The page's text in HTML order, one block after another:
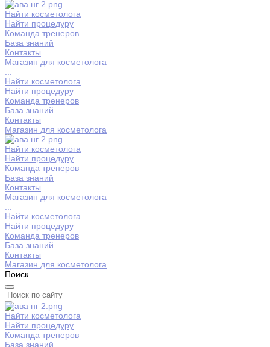
Найти косметолога
Найти процедуру
Команда тренеров
База знаний
Контакты
Магазин для косметолога
Найти косметолога
Найти процедуру
Команда тренеров
База знаний
Контакты
Магазин для косметолога
Найти косметолога
Найти процедуру
Команда тренеров
База знаний
Контакты
Магазин для косметолога
Найти косметолога
Найти процедуру
Команда тренеров
База знаний
Контакты
Магазин для косметолога
Поиск
Найти косметолога
Найти процедуру
Команда тренеров
База знаний